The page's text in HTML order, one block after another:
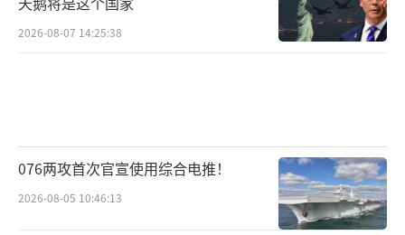
2026-08-07 14:25:38
076两攻首次官宣使用综合电推！
2026-08-05 10:46:13